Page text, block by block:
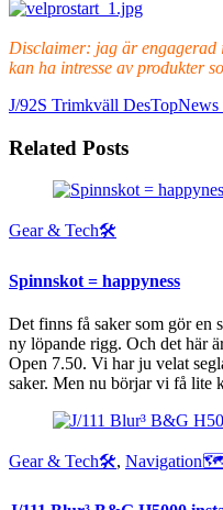
Disclaimer: jag är engagerad
kan ha intresse av produkter
J/92S Trimkväll DesTopNews
Related Posts
Gear & Tech🛠
Spinnskot = happyness
Det finns få saker som gör en
ny löpande rigg. Och det här
Open 7.50. Vi har ju velat
saker. Men nu börjar vi få lite
Gear & Tech🛠,